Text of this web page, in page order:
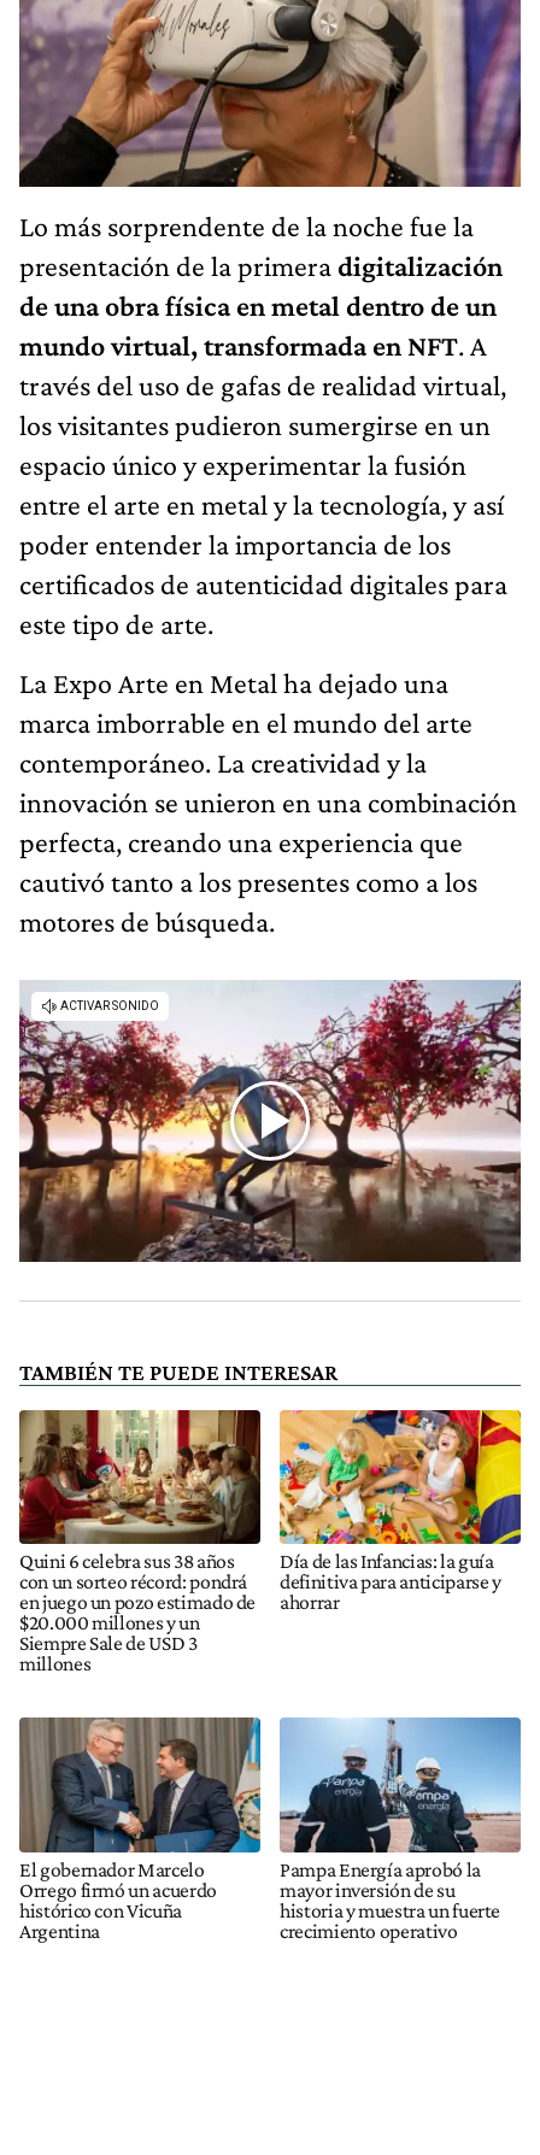
Lo más sorprendente de la noche fue la
presentación de la primeradigitalización
de una obra física en metal dentro de un
mundo virtual, transformada en NFT. A
través del uso de gafas de realidad virtual,
los visitantes pudieron sumergirse en un
espacio único y experimentar la fusión
entre el arte en metal y la tecnología, y así
poder entender la importancia de los
certificados de autenticidad digitales para
este tipo de arte.
La Expo Arte en Metal ha dejado una
marca imborrable en el mundo del arte
contemporáneo. La creatividad y la
innovación se unieron en una combinación
perfecta, creando una experiencia que
cautivó tanto a los presentes como a los
motores de búsqueda.
TAMBIÉN TE PUEDE INTERESAR
Quini 6 celebra sus 38 años
con un sorteo récord: pondrá
en juego un pozo estimado de
$20.000 millones y un
Siempre Sale de USD 3
millones
Día de las Infancias: la guía
definitiva para anticiparse y
ahorrar
El gobernador Marcelo
Orrego firmó un acuerdo
histórico con Vicuña
Argentina
Pampa Energía aprobó la
mayor inversión de su
historia y muestra un fuerte
crecimiento operativo